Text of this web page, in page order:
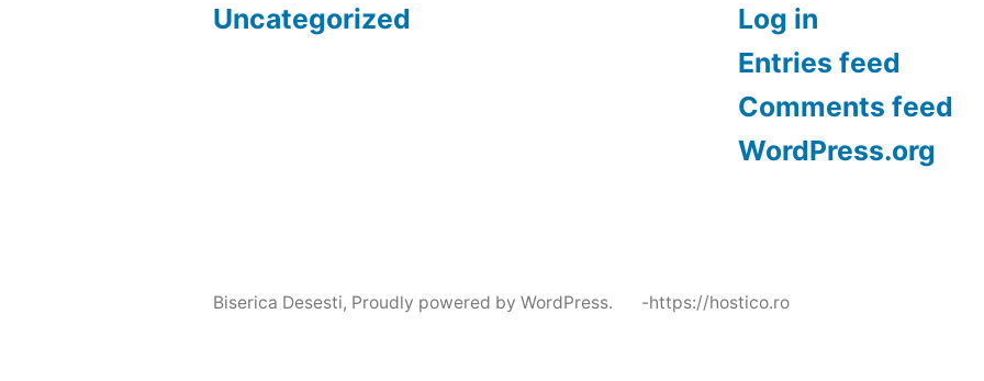
Uncategorized
Log in
Entries feed
Comments feed
WordPress.org
Biserica Desesti, Proudly powered by WordPress. -https://hostico.ro